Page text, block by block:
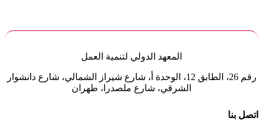
المعهد الدولي لتنمية العمل
رقم 26، الطابق 12، الوحدة أ، شارع شيراز الشمالي، شارع دانشوار
الشرقي، شارع ملصدرا، طهران
اتصل بنا